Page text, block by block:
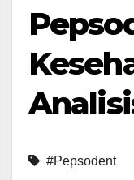
#Pepsodent